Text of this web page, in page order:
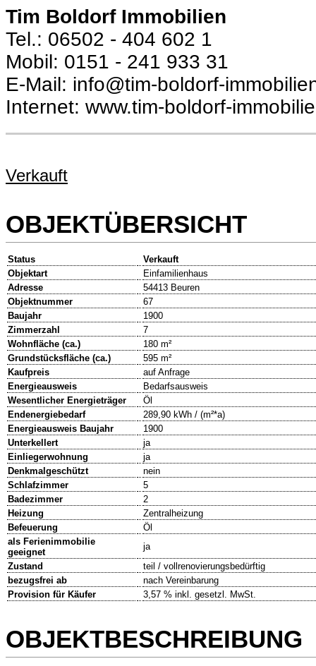
Tim Boldorf Immobilien
Tel.: 06502 - 404 602 1
Mobil: 0151 - 241 933 31
E-Mail: info@tim-boldorf-
Internet: www.tim-boldorf-
Verkauft
OBJEKTÜBERSICHT
Status
Verkauft
Objektart
Einfamilienhaus
Adresse
54413 Beuren
Objektnummer
67
Baujahr
1900
Zimmerzahl
7
Wohnfläche (ca.)
180 m²
Grundstücksfläche (ca.)
595 m²
Kaufpreis
auf Anfrage
Energieausweis
Bedarfsausweis
Wesentlicher Energieträger
Öl
Endenergiebedarf
289,90 kWh / (m²*a)
Energieausweis Baujahr
1900
Unterkellert
ja
Einliegerwohnung
ja
Denkmalgeschützt
nein
Schlafzimmer
5
Badezimmer
2
Heizung
Zentralheizung
Befeuerung
Öl
als Ferienimmobilie
geeignet
ja
Zustand
teil / vollrenovierungsbedürftig
bezugsfrei ab
nach Vereinbarung
Provision für Käufer
3,57 % inkl. gesetzl. MwSt.
OBJEKTBESCHREIBUNG